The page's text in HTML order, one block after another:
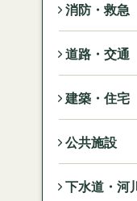
消防・救急
道路・交通
建築・住宅
公共施設
下水道・河川